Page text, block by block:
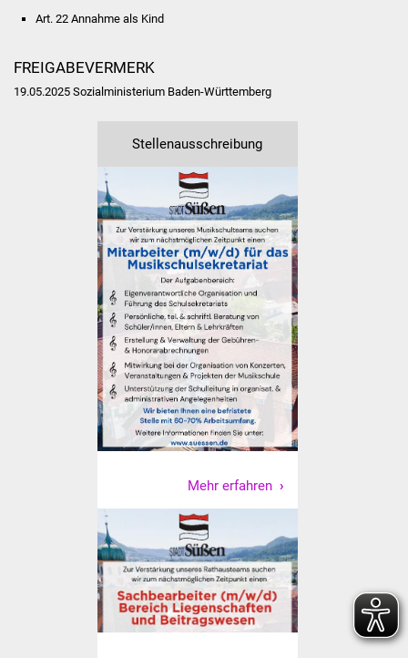
Bürgerhaus
Kulturhalle
Vereine und Parteien
Selbsteintrag Vereine
Beirat Süßener Vereine
Sportanlagen
Tourismus
Erlebnisregion
Schwäbischer Albtrauf
Industriekultur
Lebenslagen
Senioren
Stadtseniorenrat
Art. 22 Annahme als Kind
FREIGABEVERMERK
19.05.2025 Sozialministerium Baden-Württemberg
Stellenausschreibung
Mehr erfahren